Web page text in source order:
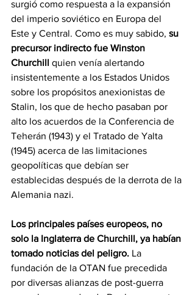
surgió como respuesta a la expansión
del imperio soviético en Europa del
Este y Central. Como es muy sabido, su
precursor indirecto fue Winston
Churchill quien venía alertando
insistentemente a los Estados Unidos
sobre los propósitos anexionistas de
Stalin, los que de hecho pasaban por
alto los acuerdos de la Conferencia de
Teherán (1943) y el Tratado de Yalta
(1945) acerca de las limitaciones
geopolíticas que debían ser
establecidas después de la derrota de la
Alemania nazi.
Los principales países europeos, no
solo la Inglaterra de Churchill, ya habían
tomado noticias del peligro. La
fundación de la OTAN fue precedida
por diversas alianzas de post-guerra